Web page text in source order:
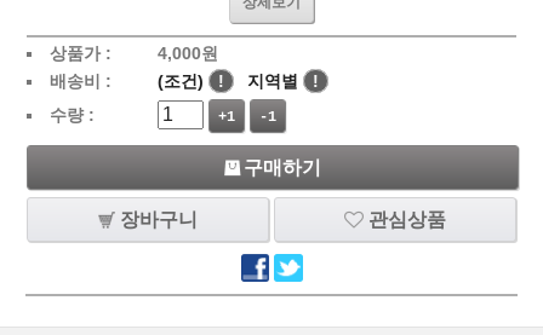
상품가 : 4,000원
배송비 :
(조건) ! 지역별
!
수량 :
+1 -1
구매하기
장바구니 관심상품